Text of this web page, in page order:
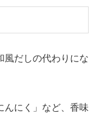
風だしの代わりにな
んにく」など、香味